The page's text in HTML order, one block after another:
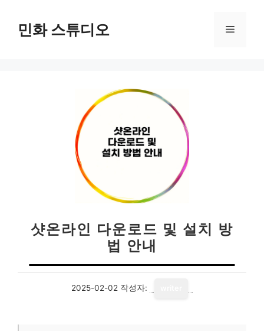
민화 스튜디오 메
샷온라인 다운로드 및 설치 방
법 안내
2025-02-02 작성자: